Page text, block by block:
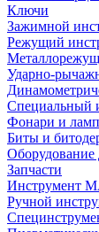
Ключи
Зажимной
Режущий
Ударно-
Специальный
Фонари и
Биты и
Оборудование
Запчасти
Инструмент
Ручной